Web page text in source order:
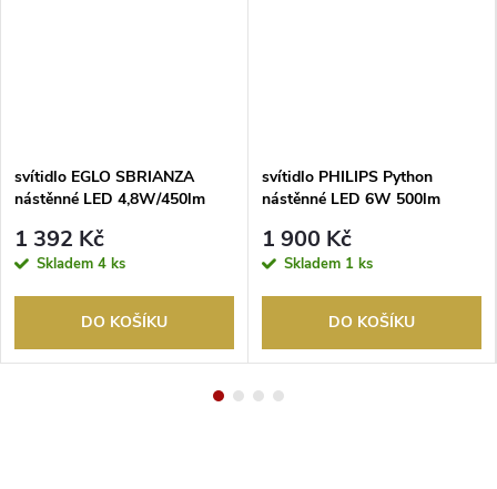
svítidlo EGLO SBRIANZA
nástěnné LED 4,8W/450lm
1 392 Kč
Skladem 4 ks
DO KOŠÍKU
svítidlo PHILIPS Python
nástěnné LED 6W 500lm
1 900 Kč
Skladem 1 ks
DO KOŠÍKU